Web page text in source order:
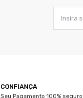
CONFIANÇA
Seu Pagamento 100% seguro